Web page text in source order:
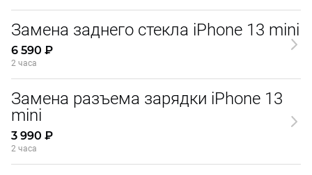
Замена заднего стекла iPhone 13 mini
6 590 ₽
2 часа
Замена разъема зарядки iPhone 13
mini
3 990 ₽
2 часа